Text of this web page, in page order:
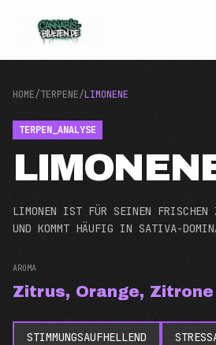
HOME/TERPENE/LIMONENE
TERPEN_ANALYSE
LIMONEN IST FÜR SEINEN FRISCHEN
UND KOMMT HÄUFIG IN SATIVA-
AROMA
Zitrus, Orange, Zitrone
STIMMUNGSAUFHELLEND